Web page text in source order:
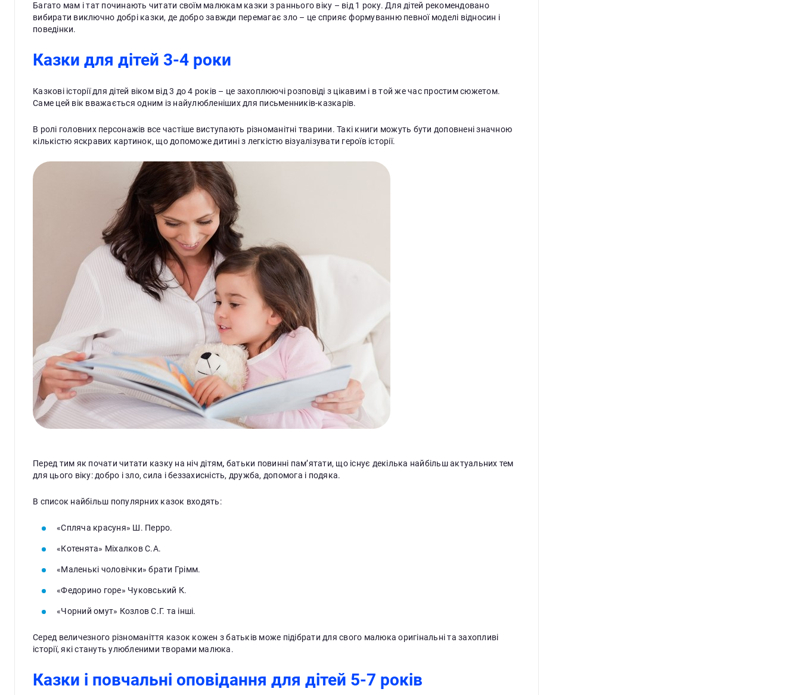
Багато мам і тат починають читати своїм малюкам казки з раннього віку – від 1 року. Для дітей рекомендовано
вибирати виключно добрі казки, де добро завжди перемагає зло – це сприяє формуванню певної моделі відносин і
поведінки.
Казки для дітей 3-4 роки
Казкові історії для дітей віком від 3 до 4 років – це захоплюючі розповіді з цікавим і в той же час простим сюжетом.
Саме цей вік вважається одним із найулюбленіших для письменників-казкарів.
В ролі головних персонажів все частіше виступають різноманітні тварини. Такі книги можуть бути доповнені значною
кількістю яскравих картинок, що допоможе дитині з легкістю візуалізувати героїв історії.
Перед тим як почати читати казку на ніч дітям, батьки повинні пам’ятати, що існує декілька найбільш актуальних тем
для цього віку: добро і зло, сила і беззахисність, дружба, допомога і подяка.
В список найбільш популярних казок входять:
«Спляча красуня» Ш. Перро.
«Котенята» Міхалков С.А.
«Маленькі чоловічки» брати Грімм.
«Федорино горе» Чуковський К.
«Чорний омут» Козлов С.Г. та інші.
Серед величезного різноманіття казок кожен з батьків може підібрати для свого малюка оригінальні та захопливі
історії, які стануть улюбленими творами малюка.
Казки і повчальні оповідання для дітей 5-7 років